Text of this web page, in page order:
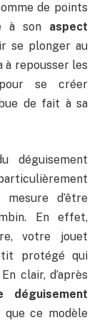
de points
à son aspect
se plonger au
à repousser les
se créer
de fait à sa
déguisement
d’être
En effet,
votre jouet
protégé qui
clair, d’après
déguisement
ce modèle